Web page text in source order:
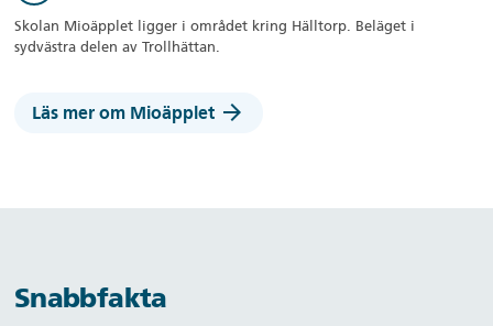
Skolan Mioäpplet ligger i området kring Hälltorp. Beläget i
sydvästra delen av Trollhättan.
Läs mer om Mioäpplet arrow_forward
Snabbfakta